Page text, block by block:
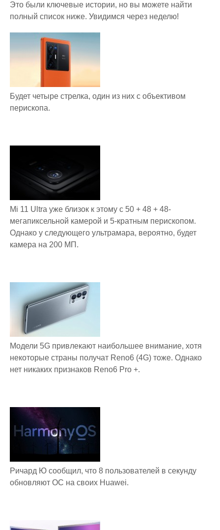
Это были ключевые истории, но вы можете найти
полный список ниже. Увидимся через неделю!
Будет четыре стрелка, один из них с объективом
перископа.
Mi 11 Ultra уже близок к этому с 50 + 48 + 48-
мегапиксельной камерой и 5-кратным перископом.
Однако у следующего ультрамара, вероятно, будет
камера на 200 МП.
Модели 5G привлекают наибольшее внимание, хотя
некоторые страны получат Reno6 (4G) тоже. Однако
нет никаких признаков Reno6 Pro +.
Ричард Ю сообщил, что 8 пользователей в секунду
обновляют ОС на своих Huawei.